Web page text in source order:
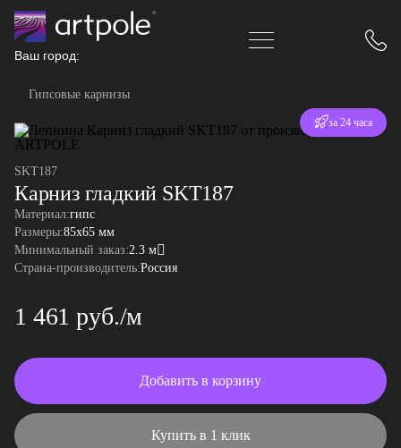
Ваш город:
Гипсовые карнизы
Отгрузка
SKT187
Карниз гладкий SKT187
Материал:гипс
Размеры:85x65 мм
Минимальный заказ:2.3 м
Страна-производитель:Россия
1 461 руб./м
Добавить в корзину
Купить в 1 клик